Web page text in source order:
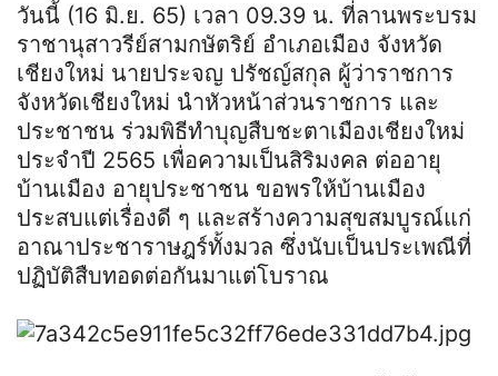
วันนี้ (16 มิ.ย. 65) เวลา 09.39 น. ที่ลานพระบรม
ราชานุสาวรีย์สามกษัตริย์ อำเภอเมือง จังหวัด
เชียงใหม่ นายประจญ ปรัชญ์สกุล ผู้ว่าราชการ
จังหวัดเชียงใหม่ นำหัวหน้าส่วนราชการ และ
ประชาชน ร่วมพิธีทำบุญสืบชะตาเมืองเชียงใหม่
ประจำปี 2565 เพื่อความเป็นสิริมงคล ต่ออายุ
บ้านเมือง อายุประชาชน ขอพรให้บ้านเมือง
ประสบแต่เรื่องดี ๆ และสร้างความสุขสมบูรณ์แก่
อาณาประชาราษฎร์ทั้งมวล ซึ่งนับเป็นประเพณีที่
ปฏิบัติสืบทอดต่อกันมาแต่โบราณ